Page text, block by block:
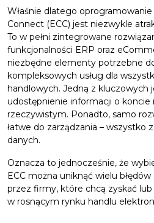
Właśnie dlatego
Connect (ECC) jest niezwykle
To w pełni zintegrowane
funkcjonalności ERP oraz
niezbędne elementy potrzebne
kompleksowych usług dla
handlowych. Jedną z kluczowych
udostępnienie informacji o koncie
rzeczywistym. Ponadto, samo
łatwe do zarządzania – wszystko
danych.
Oznacza to jednocześnie, że
ECC można uniknąć wielu
przez firmy, które chcą zyskać lub
w rosnącym rynku handlu